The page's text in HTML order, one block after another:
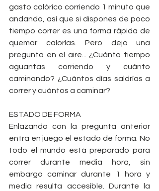
gasto calórico corriendo 1 minuto que
andando, así que si dispones de poco
tiempo correr es una forma rápida de
quemar calorías. Pero dejo una
pregunta en el aire... ¿Cuánto tiempo
aguantas corriendo y cuánto
caminando? ¿Cuántos días saldrías a
correr y cuántos a caminar?
ESTADO DE FORMA
Enlazando con la pregunta anterior
entra en juego el estado de forma. No
todo el mundo está preparado para
correr durante media hora, sin
embargo caminar durante 1 hora y
media resulta accesible. Durante la